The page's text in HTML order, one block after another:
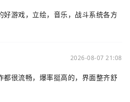
好游戏，立绘，音乐，战斗系统各方
2026-08-07 21:08
都很流畅，爆率挺高的，界面整齐舒